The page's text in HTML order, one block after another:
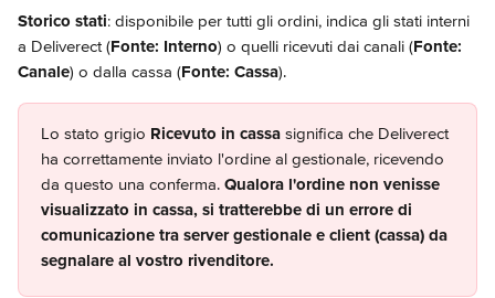
Storico stati: disponibile per tutti gli ordini, indica gli stati interni
a Deliverect (Fonte: Interno) o quelli ricevuti dai canali (Fonte:
Canale) o dalla cassa (Fonte: Cassa).
Lo stato grigio Ricevuto in cassa significa che Deliverect
ha correttamente inviato l'ordine al gestionale, ricevendo
da questo una conferma. Qualora l'ordine non venisse
visualizzato in cassa, si tratterebbe di un errore di
comunicazione tra server gestionale e client (cassa) da
segnalare al vostro rivenditore.